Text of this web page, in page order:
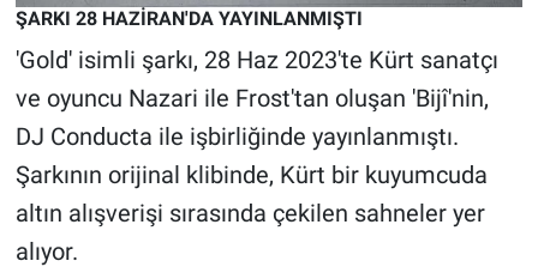
ŞARKI 28 HAZİRAN'DA YAYINLANMIŞTI
'Gold' isimli şarkı, 28 Haz 2023'te Kürt sanatçı
ve oyuncu Nazari ile Frost'tan oluşan 'Bijî'nin,
DJ Conducta ile işbirliğinde yayınlanmıştı.
Şarkının orijinal klibinde, Kürt bir kuyumcuda
altın alışverişi sırasında çekilen sahneler yer
alıyor.
Türkiye'nin Geleceği
Türkiye'nin Gündemi
Yerel Gündem